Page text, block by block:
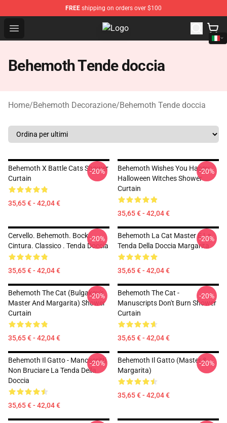
FREE shipping on orders over $100
Open menu Behemoth Store - Official
Behemoth Tende doccia
Home/Behemoth Decorazione/Behemoth Tende doccia
Behemoth X Battle Cats Shower
Curtain
35,65 € - 42,04 €
-20%
Behemoth Wishes You Happy
Halloween Witches Shower
Curtain
35,65 € - 42,04 €
-20%
Cervello. Behemoth. Bock.
Cintura. Classico . Tenda Doccia
35,65 € - 42,04 €
-20%
Behemoth La Cat Master E La
Tenda Della Doccia Margarita
35,65 € - 42,04 €
-20%
Behemoth The Cat (Bulgakov's
Master And Margarita) Shower
Curtain
35,65 € - 42,04 €
-20%
Behemoth The Cat -
Manuscripts Don't Burn Shower
Curtain
35,65 € - 42,04 €
-20%
Behemoth Il Gatto - Manoscritti
Non Bruciare La Tenda Della
Doccia
35,65 € - 42,04 €
-20%
Behemoth Il Gatto (Master &
Margarita)
35,65 € - 42,04 €
-20%